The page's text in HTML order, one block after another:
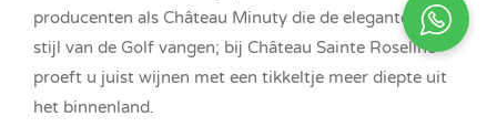
producenten als Château Minuty die de elegante, zilte
stijl van de Golf vangen; bij Château Sainte Roseline
proeft u juist wijnen met een tikkeltje meer diepte uit
het binnenland.